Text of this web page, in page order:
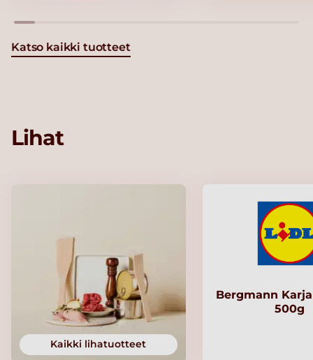
Katso kaikki tuotteet
Lihat
Kaikki lihatuotteet
Bergmann
500g